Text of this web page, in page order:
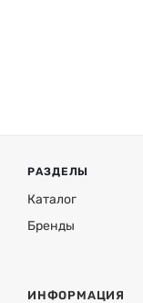
РАЗДЕЛЫ
Каталог
Бренды
ИНФОРМАЦИЯ